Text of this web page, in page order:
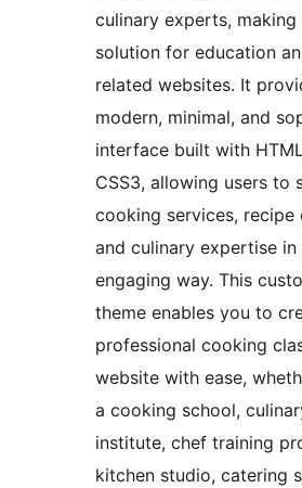
culinary experts, making
solution for education
related websites. It
modern, minimal, and
interface built with
CSS3, allowing users to
cooking services, recipe
and culinary expertise in
engaging way. This
theme enables you to
professional cooking
website with ease,
a cooking school,
institute, chef training
kitchen studio, catering